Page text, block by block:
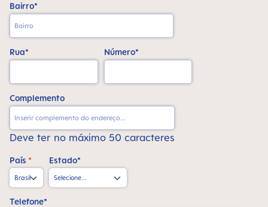
Bairro*
Rua* Número*
Complemento
Deve ter no máximo 50 caracteres
País * Estado*
Telefone*